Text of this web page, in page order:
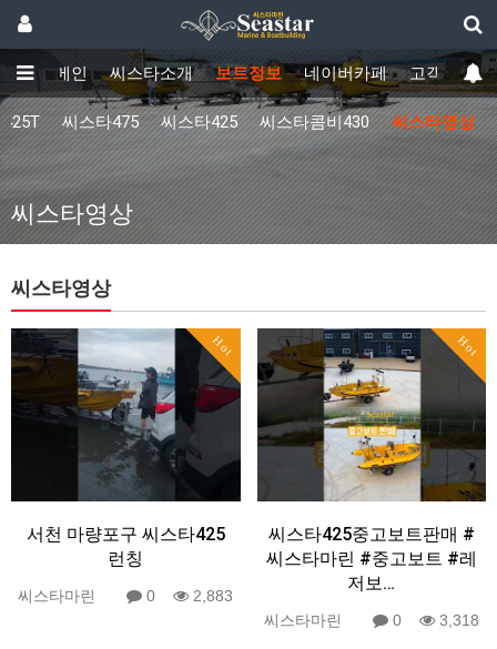
메인 씨스타소개 보트정보 네이버카페 고객센터
씨스타475 씨스타425 씨스타콤비430 씨스타영상
씨스타영상
씨스타영상
Hot
서천 마량포구 씨스타425
런칭
씨스타마린 0 2,883
Hot
씨스타425중고보트판매 #
씨스타마린 #중고보트 #레
저보…
씨스타마린 0 3,318